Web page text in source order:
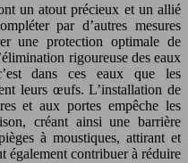
un atout précieux et un allié
par d’autres mesures
une protection optimale de
rigoureuse des eaux
dans ces eaux que les
leurs œufs. L’installation de
et aux portes empêche les
créant ainsi une barrière
à moustiques, attirant et
également contribuer à réduire